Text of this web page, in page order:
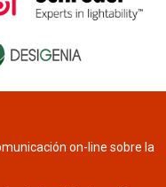
on-line sobre la